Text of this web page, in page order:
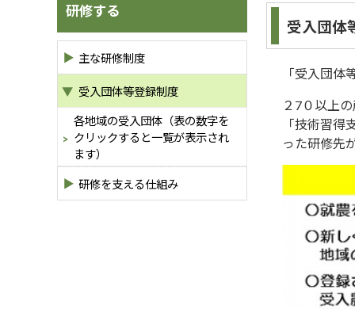
受入団体
「受入団
２7０以上
「技術習
った研修先
研修する
主な研修制度
受入団体等登録制度
各地域の受入団体（表の数字を
クリックすると一覧が表示され
ます）
研修を支える仕組み